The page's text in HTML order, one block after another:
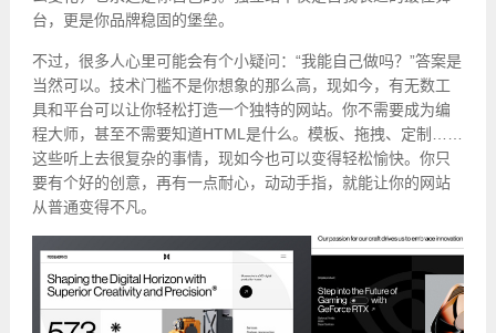
台，更是你品牌稳固的堡垒。
不过，很多人心里可能会有个小疑问：“我能自己做吗？”答案是
当然可以。技术门槛不是你想象的那么高，现如今，有无数工
具和平台可以让你轻松打造一个独特的网站。你不需要成为编
程大师，甚至不需要知道HTML是什么。模板、拖拽、定制……
这些听上去很复杂的事情，现如今也可以变得轻松愉快。你只
要有个好的创意，再有一点耐心，动动手指，就能让你的网站
从普通变得不凡。